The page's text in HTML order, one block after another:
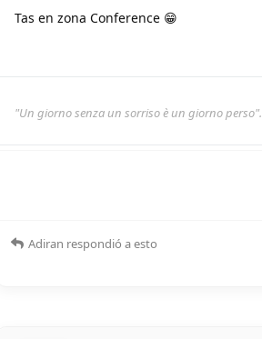
Tas en zona Conference 😁
"Un giorno senza un sorriso è un giorno perso".
Adiran respondió a esto